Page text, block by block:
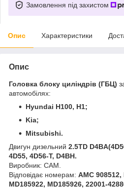
Замовлення під захистом
Опис Характеристики
Опис
Головка блоку циліндрів (ГБЦ)
автомобілях:
Hyundai H100, H1;
Kia;
Mitsubishi.
Двигун дизельний 2.5TD
4D55, 4D56-T, D4BH.
Виробник: CAM.
Відповідає номерам: AMC 908512,
MD185922, MD185926, 22001-